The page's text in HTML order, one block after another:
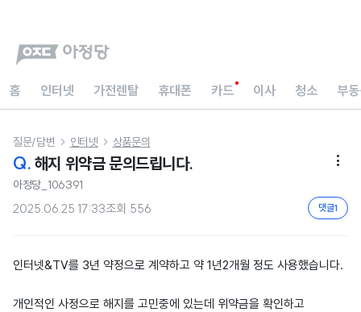
홈 인터넷 가전렌탈 휴대폰 카드 이사 청소 부
질문/답변  인터넷  상품문의
Q. 해지 위약금 문의드립니다. 
아정당_106391
2025.06.25 17:33조회 556 댓글1
인터넷&TV를 3년 약정으로 계약하고 약 1년2개월 정도 사용했습니다.
개인적인 사정으로 해지를 고민중에 있는데 위약금을 확인하고